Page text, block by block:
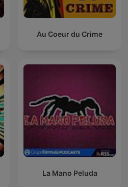
Au Coeur du Crime
La Mano Peluda